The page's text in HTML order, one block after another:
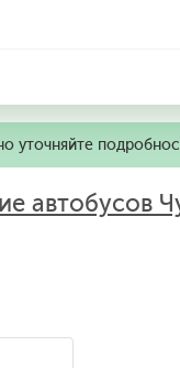
уточняйте
автобусов